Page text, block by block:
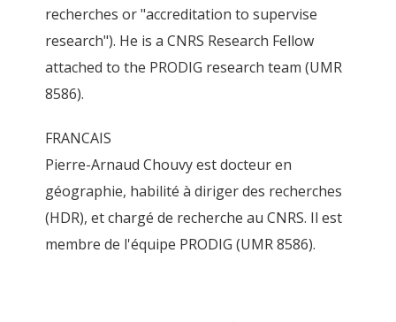
recherches or "accreditation to supervise
research"). He is a CNRS Research Fellow
attached to the PRODIG research team (UMR
8586).
FRANCAIS
Pierre-Arnaud Chouvy est docteur en
géographie, habilité à diriger des recherches
(HDR), et chargé de recherche au CNRS. Il est
membre de l'équipe PRODIG (UMR 8586).